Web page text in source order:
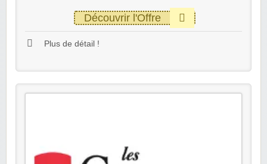
Découvrir l'Offre
Plus de détail !